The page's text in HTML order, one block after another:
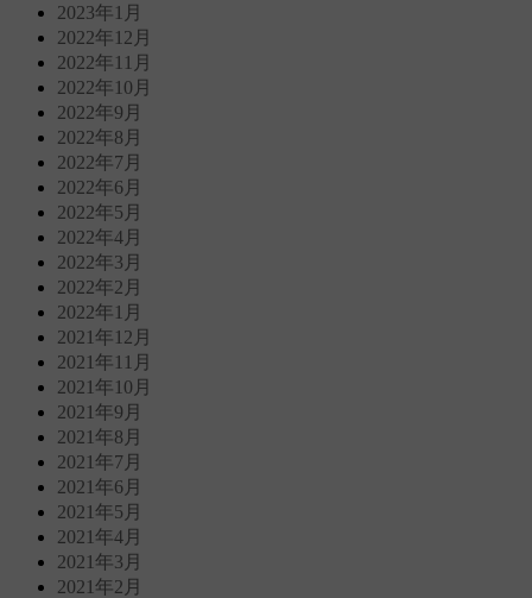
2023年1月
2022年12月
2022年11月
2022年10月
2022年9月
2022年8月
2022年7月
2022年6月
2022年5月
2022年4月
2022年3月
2022年2月
2022年1月
2021年12月
2021年11月
2021年10月
2021年9月
2021年8月
2021年7月
2021年6月
2021年5月
2021年4月
2021年3月
2021年2月